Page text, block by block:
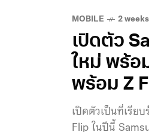
MOBILE 2
เปิดตัว
ใหม่ พร้อ
พร้อม Z
เปิดตัวเป็นที่เรีย
Flip ในปีนี้